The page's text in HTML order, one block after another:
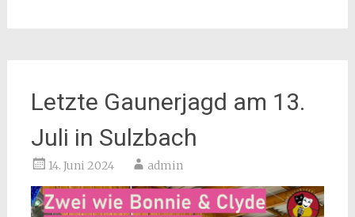
Letzte Gaunerjagd am 13.
Juli in Sulzbach
14. Juni 2024 admin